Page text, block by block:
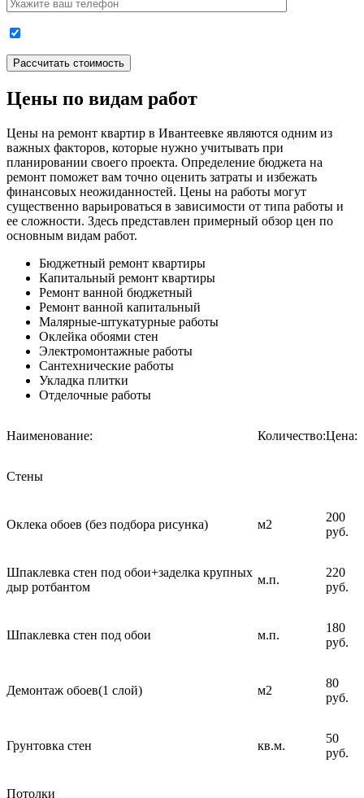
Цены по видам работ
Цены на ремонт квартир в Ивантеевке являются одним из
важных факторов, которые нужно учитывать при
планировании своего проекта. Определение бюджета на
ремонт поможет вам точно оценить затраты и избежать
финансовых неожиданностей. Цены на работы могут
существенно варьироваться в зависимости от типа работы и
ее сложности. Здесь представлен примерный обзор цен по
основным видам работ.
Бюджетный ремонт квартиры
Капитальный ремонт квартиры
Ремонт ванной бюджетный
Ремонт ванной капитальный
Малярные-штукатурные работы
Оклейка обоями стен
Электромонтажные работы
Сантехнические работы
Укладка плитки
Отделочные работы
Наименование: Количество:Цена:
Стены
Оклека обоев (без подбора рисунка) м2
200
руб.
Шпаклевка стен под обои+заделка крупных
дыр ротбантом
м.п.
220
руб.
Шпаклевка стен под обои м.п.
180
руб.
Демонтаж обоев(1 слой) м2
80
руб.
Грунтовка стен кв.м.
50
руб.
Потолки